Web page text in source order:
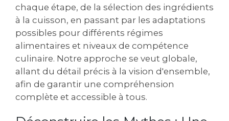
chaque étape, de la sélection des ingrédients
à la cuisson, en passant par les adaptations
possibles pour différents régimes
alimentaires et niveaux de compétence
culinaire. Notre approche se veut globale,
allant du détail précis à la vision d'ensemble,
afin de garantir une compréhension
complète et accessible à tous.